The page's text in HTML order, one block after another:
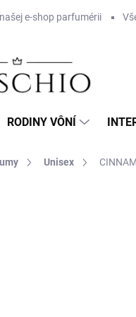
e-shop parfumérii
RODINY VÔNÍ
Unisex